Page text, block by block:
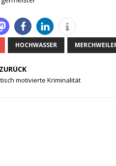
HOCHWASSER
ZURÜCK
motivierte Kriminalität